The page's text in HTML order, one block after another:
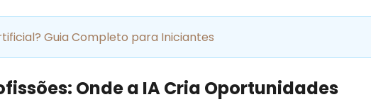
Guia Completo para Iniciantes
Onde a IA Cria Oportunidades